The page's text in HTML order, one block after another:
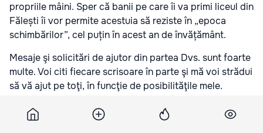
propriile mâini. Sper că banii pe care îi va primi liceul din
Fălești îi vor permite acestuia să reziste în „epoca
schimbărilor”, cel puțin în acest an de învățământ.
Mesaje şi solicitări de ajutor din partea Dvs. sunt foarte
multe. Voi citi fiecare scrisoare în parte şi mă voi strădui
să vă ajut pe toţi, în funcţie de posibilităţile mele.